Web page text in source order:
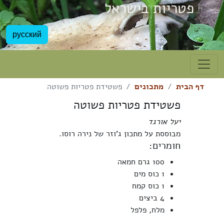
פטריות בישראל
русский
דף הבית מתכונים פשטידת פטריות פשוטה
פשטידת פטריות פשוטה
יעל אורגד
מבוססת על מתכון ג'וזר של נירה רוסו.
חומרים:
100 גרם חמאה
1 כוס מים
1 כוס קמח
4 ביצים
מלח, פלפל